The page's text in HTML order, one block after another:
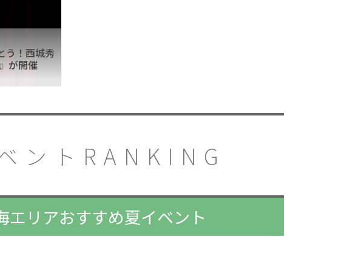
写真の世
名古屋」
催
フェ2026
」グロ
う！西城秀
が開催
ントRANKING
エリアおすすめ夏イベント